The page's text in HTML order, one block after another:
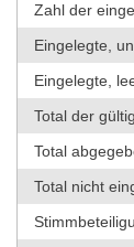
Zahl der
Eingelegte,
Eingelegte,
Total der
Total
Total nicht